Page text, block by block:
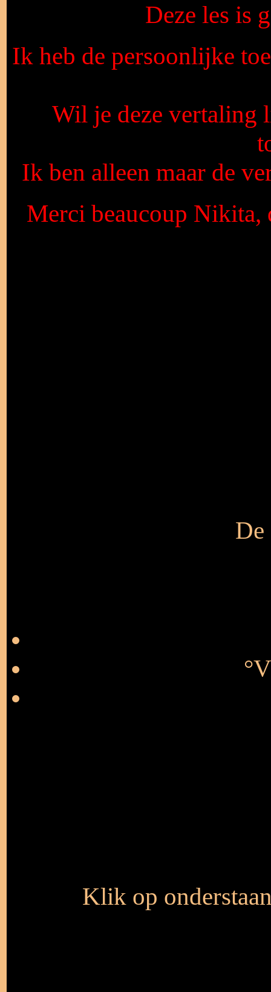
Deze les is
Ik heb de persoonlijke
Wil je deze vertaling
Ik ben alleen maar de
Merci beaucoup Nikita,
De
Klik op